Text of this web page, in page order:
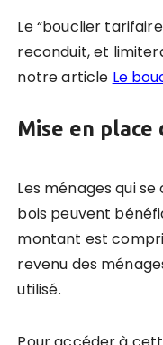
Le “bouclier
reconduit, et
notre article Le
Mise en place
Les ménages qui
bois peuvent
montant est
revenu des
utilisé.